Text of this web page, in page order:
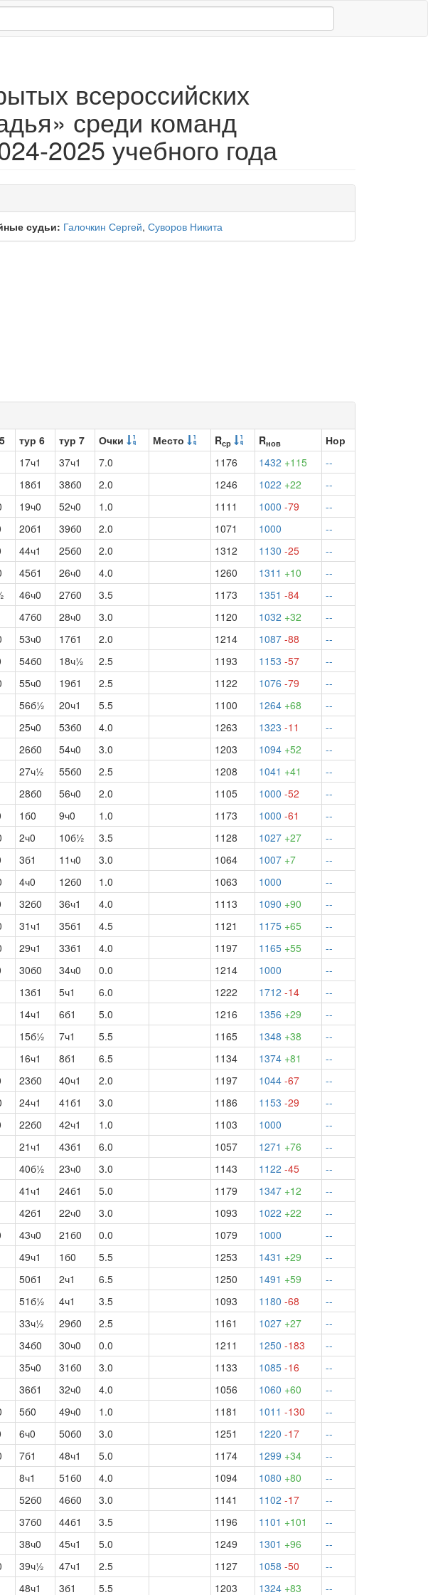
всероссийских
среди команд
2025 учебного года
судьи: Галочкин Сергей, Суворов Никита
тур 6 тур 7 Очки Место Rср Rнов
Нор
17ч1 37ч1 7.0 1176 1432 +115
--
18б1 38б0 2.0 1246 1022 +22
--
19ч0 52ч0 1.0 1111 1000 -79
--
20б1 39б0 2.0 1071 1000
--
44ч1 25б0 2.0 1312 1130 -25
--
45б1 26ч0 4.0 1260 1311 +10
--
46ч0 27б0 3.5 1173 1351 -84
--
47б0 28ч0 3.0 1120 1032 +32
--
53ч0 17б1 2.0 1214 1087 -88
--
54б0 18ч½ 2.5 1193 1153 -57
--
55ч0 19б1 2.5 1122 1076 -79
--
56б½ 20ч1 5.5 1100 1264 +68
--
25ч0 53б0 4.0 1263 1323 -11
--
26б0 54ч0 3.0 1203 1094 +52
--
27ч½ 55б0 2.5 1208 1041 +41
--
28б0 56ч0 2.0 1105 1000 -52
--
1б0 9ч0 1.0 1173 1000 -61
--
2ч0 10б½ 3.5 1128 1027 +27
--
3б1 11ч0 3.0 1064 1007 +7
--
4ч0 12б0 1.0 1063 1000
--
32б0 36ч1 4.0 1113 1090 +90
--
31ч1 35б1 4.5 1121 1175 +65
--
29ч1 33б1 4.0 1197 1165 +55
--
30б0 34ч0 0.0 1214 1000
--
13б1 5ч1 6.0 1222 1712 -14
--
14ч1 6б1 5.0 1216 1356 +29
--
15б½ 7ч1 5.5 1165 1348 +38
--
16ч1 8б1 6.5 1134 1374 +81
--
23б0 40ч1 2.0 1197 1044 -67
--
24ч1 41б1 3.0 1186 1153 -29
--
22б0 42ч1 1.0 1103 1000
--
21ч1 43б1 6.0 1057 1271 +76
--
40б½ 23ч0 3.0 1143 1122 -45
--
41ч1 24б1 5.0 1179 1347 +12
--
42б1 22ч0 3.0 1093 1022 +22
--
43ч0 21б0 0.0 1079 1000
--
49ч1 1б0 5.5 1253 1431 +29
--
50б1 2ч1 6.5 1250 1491 +59
--
51б½ 4ч1 3.5 1093 1180 -68
--
33ч½ 29б0 2.5 1161 1027 +27
--
34б0 30ч0 0.0 1211 1250 -183
--
35ч0 31б0 3.0 1133 1085 -16
--
36б1 32ч0 4.0 1056 1060 +60
--
5б0 49ч0 1.0 1181 1011 -130
--
6ч0 50б0 3.0 1251 1220 -17
--
7б1 48ч1 5.0 1174 1299 +34
--
8ч1 51б0 4.0 1094 1080 +80
--
52б0 46б0 3.0 1141 1102 -17
--
37б0 44б1 3.5 1196 1101 +101
--
38ч0 45ч1 5.0 1249 1301 +96
--
39ч½ 47ч1 2.5 1127 1058 -50
--
48ч1 3б1 5.5 1203 1324 +83 --